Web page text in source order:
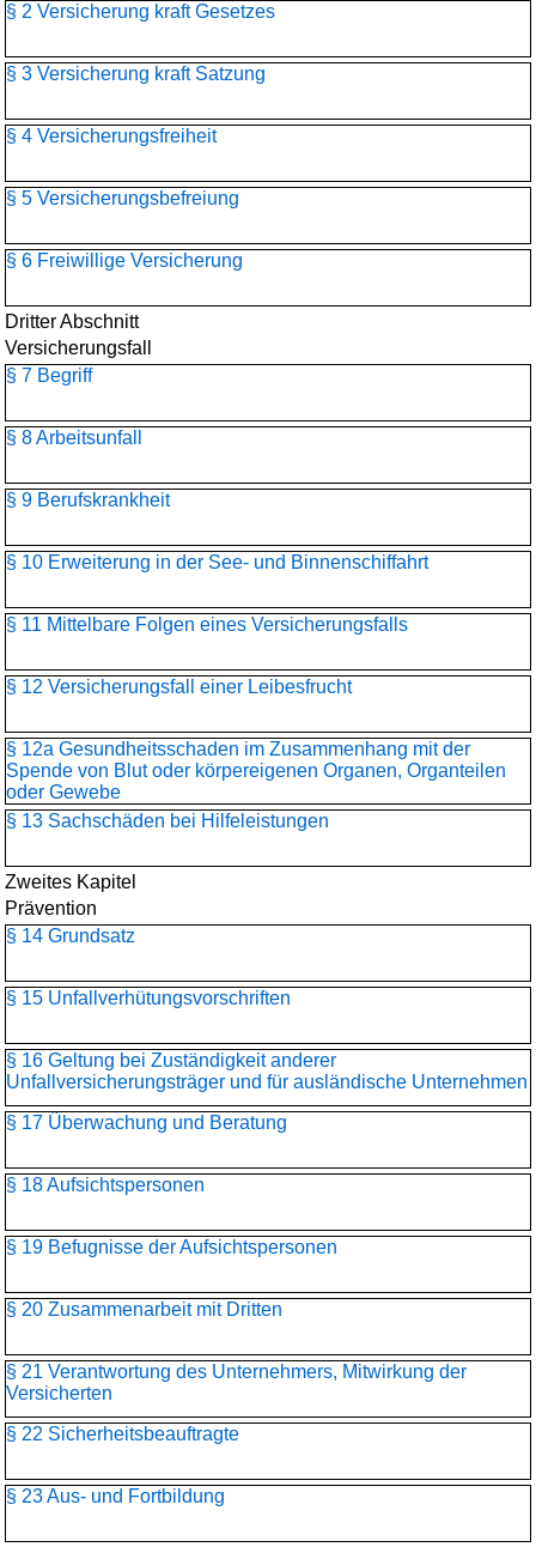
§ 2 Versicherung kraft Gesetzes
§ 3 Versicherung kraft Satzung
§ 4 Versicherungsfreiheit
§ 5 Versicherungsbefreiung
§ 6 Freiwillige Versicherung
Dritter Abschnitt
Versicherungsfall
§ 7 Begriff
§ 8 Arbeitsunfall
§ 9 Berufskrankheit
§ 10 Erweiterung in der See- und Binnenschiffahrt
§ 11 Mittelbare Folgen eines Versicherungsfalls
§ 12 Versicherungsfall einer Leibesfrucht
§ 12a Gesundheitsschaden im Zusammenhang mit der
Spende von Blut oder körpereigenen Organen, Organteilen
oder Gewebe
§ 13 Sachschäden bei Hilfeleistungen
Zweites Kapitel
Prävention
§ 14 Grundsatz
§ 15 Unfallverhütungsvorschriften
§ 16 Geltung bei Zuständigkeit anderer
Unfallversicherungsträger und für ausländische Unternehmen
§ 17 Überwachung und Beratung
§ 18 Aufsichtspersonen
§ 19 Befugnisse der Aufsichtspersonen
§ 20 Zusammenarbeit mit Dritten
§ 21 Verantwortung des Unternehmers, Mitwirkung der
Versicherten
§ 22 Sicherheitsbeauftragte
§ 23 Aus- und Fortbildung